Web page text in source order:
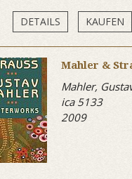
DETAILS KAUFEN
Mahler &
Mahler,
ica 5133
2009